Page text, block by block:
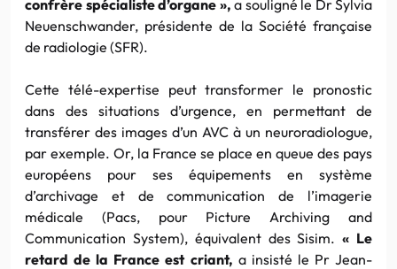
confrère spécialiste d’organe », a souligné le Dr Sylvia
Neuenschwander, présidente de la Société française
de radiologie (SFR).
Cette télé-expertise peut transformer le pronostic
dans des situations d’urgence, en permettant de
transférer des images d’un AVC à un neuroradiologue,
par exemple. Or, la France se place en queue des pays
européens pour ses équipements en système
d’archivage et de communication de l’imagerie
médicale (Pacs, pour Picture Archiving and
Communication System), équivalent des Sisim.« Le
retard de la France est criant, a insisté le Pr Jean-